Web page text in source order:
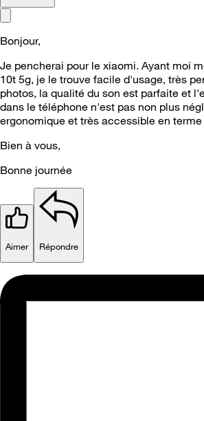
Bonjour,
Je pencherai pour le xiaomi. Ayant moi
10t 5g, je le trouve facile d'usage, très
photos, la qualité du son est parfaite et
dans le téléphone n'est pas non plus
ergonomique et très accessible en terme
Bien à vous,
Bonne journée
Aimer Répondre